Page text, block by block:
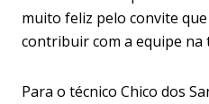
muito feliz pelo convite
contribuir com a equipe na
Para o técnico Chico dos